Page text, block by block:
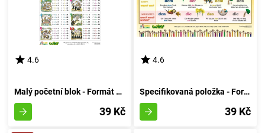
4.6
Malý početní blok - Formát A4
39 Kč
4.6
Specifikovaná položka - Formát A4
39 Kč